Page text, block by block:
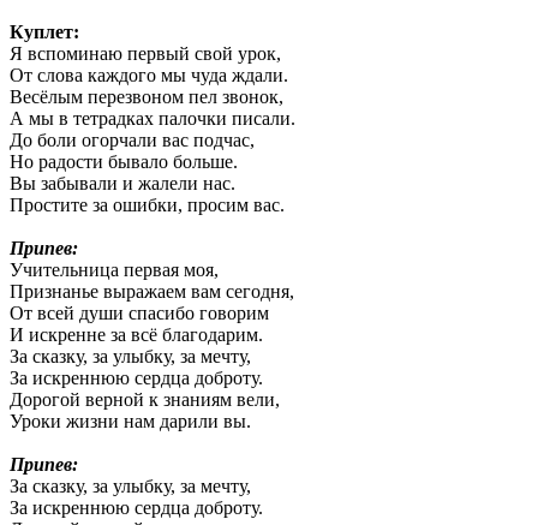
Куплет:
Я вспоминаю первый свой урок,
От слова каждого мы чуда ждали.
Весёлым перезвоном пел звонок,
А мы в тетрадках палочки писали.
До боли огорчали вас подчас,
Но радости бывало больше.
Вы забывали и жалели нас.
Простите за ошибки, просим вас.
Припев:
Учительница первая моя,
Признанье выражаем вам сегодня,
От всей души спасибо говорим
И искренне за всё благодарим.
За сказку, за улыбку, за мечту,
За искреннюю сердца доброту.
Дорогой верной к знаниям вели,
Уроки жизни нам дарили вы.
Припев:
За сказку, за улыбку, за мечту,
За искреннюю сердца доброту.